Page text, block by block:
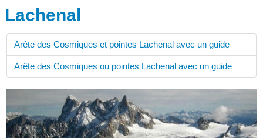
Lachenal
Arête des Cosmiques et pointes Lachenal avec un guide
Arête des Cosmiques ou pointes Lachenal avec un guide